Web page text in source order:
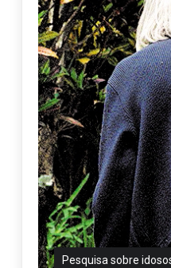
Pesquisa sobre